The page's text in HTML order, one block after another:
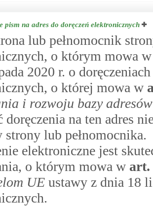
pism na adres do doręczeń elektronicznych
lub pełnomocnik
o którym mowa
2020 r. o
o której mowa w
i rozwoju bazy
doręczenia na ten adres
strony lub pełnomocnika.
elektroniczne jest
o którym mowa w art.
UE ustawy z dnia 18